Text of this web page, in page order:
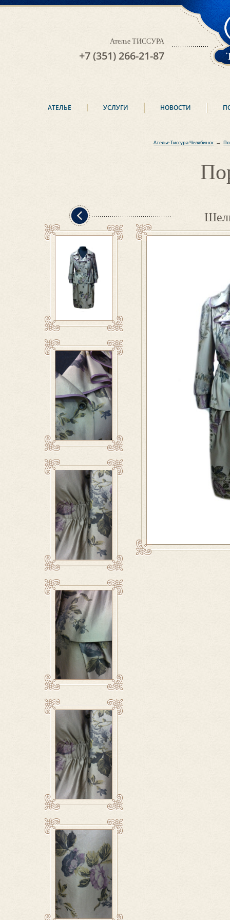
Ателье Тиссура Челябинск →
Ателье ТИССУРА
+7 (351) 266-21-87
АТЕЛЬЕ УСЛУГИ НОВОСТИ